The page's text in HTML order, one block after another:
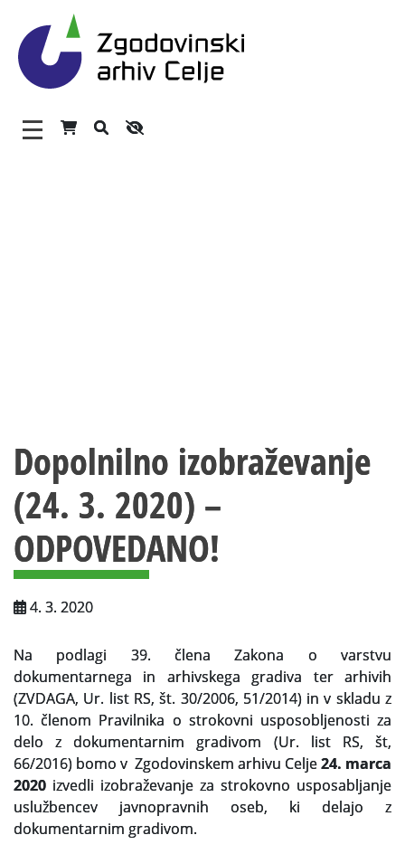
Zgodovinski arhiv Celje –
Glavni meni
Vloga za upravne namene
Vloga za čitalnico
Vodnik po fondih in zbirkah
VAČ – VIRTUALNA ARHIVSKA ČITALNICA
Za ustvarjalce
Strokovna usposabljanja za uslužbence
Gradivo
Register ustvarjalcev
Arhivske škatle
Projekti
Dopolnilno izobraževanje
(24. 3. 2020) –
ODPOVEDANO!
4. 3. 2020
Na podlagi 39. člena Zakona o varstvu
dokumentarnega in arhivskega gradiva ter arhivih
(ZVDAGA, Ur. list RS, št. 30/2006, 51/2014) in v skladu z
10. členom Pravilnika o strokovni usposobljenosti za
delo z dokumentarnim gradivom (Ur. list RS, št,
66/2016) bomo v Zgodovinskem arhivu Celje24. marca
2020 izvedli izobraževanje za strokovno usposabljanje
uslužbencev javnopravnih oseb, ki delajo z
dokumentarnim gradivom.